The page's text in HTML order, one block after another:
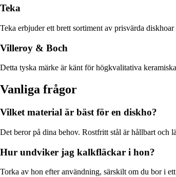
Teka
Teka erbjuder ett brett sortiment av prisvärda
Villeroy & Boch
Detta tyska märke är känt för högkvalitativa
Vanliga frågor
Vilket material är bäst för en diskho?
Det beror på dina behov. Rostfritt stål är hållbart och
Hur undviker jag kalkfläckar i hon?
Torka av hon efter användning, särskilt om du bor i